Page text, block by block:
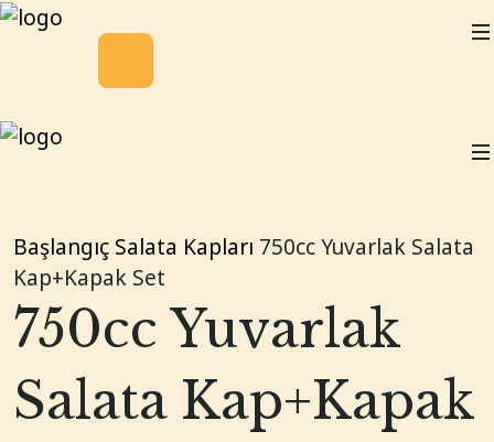
Başlangıç Salata Kapları 750cc Yuvarlak Salata
Kap+Kapak Set
750cc Yuvarlak
Salata Kap+Kapak